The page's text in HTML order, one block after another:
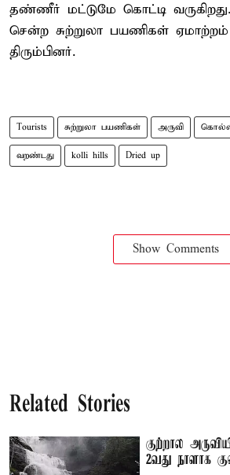
தண்ணீர் மட்டுமே கொட்டி
சென்ற சுற்றுலா பயணிகள்
திரும்பினர்.
Tourists சுற்றுலா பயணிகள் அருவி
வறண்டது kolli hills Dried up
Show Comments
Related Stories
குற்றால
2வது நாளாக